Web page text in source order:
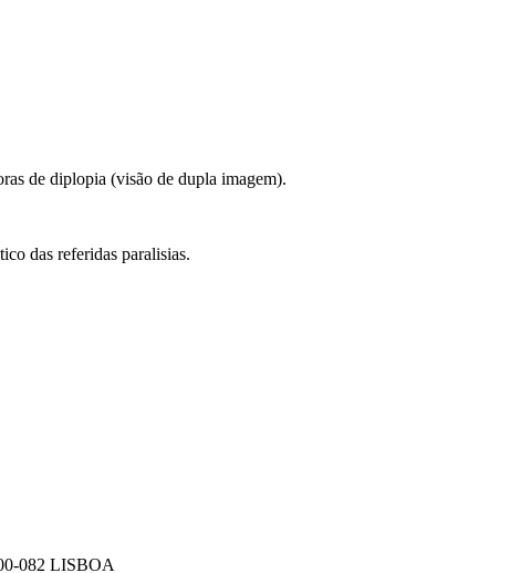
de diplopia (visão de dupla imagem).
das referidas paralisias.
082 LISBOA